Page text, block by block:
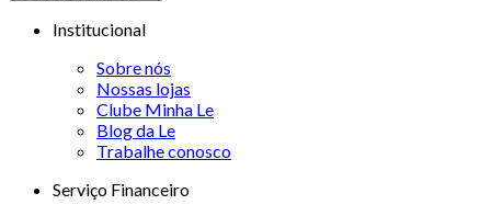
Institucional
Sobre nós
Nossas lojas
Clube Minha Le
Blog da Le
Trabalhe conosco
Serviço Financeiro